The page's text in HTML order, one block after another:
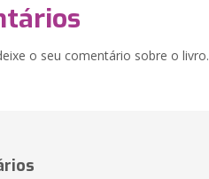
o seu comentário sobre o livro.